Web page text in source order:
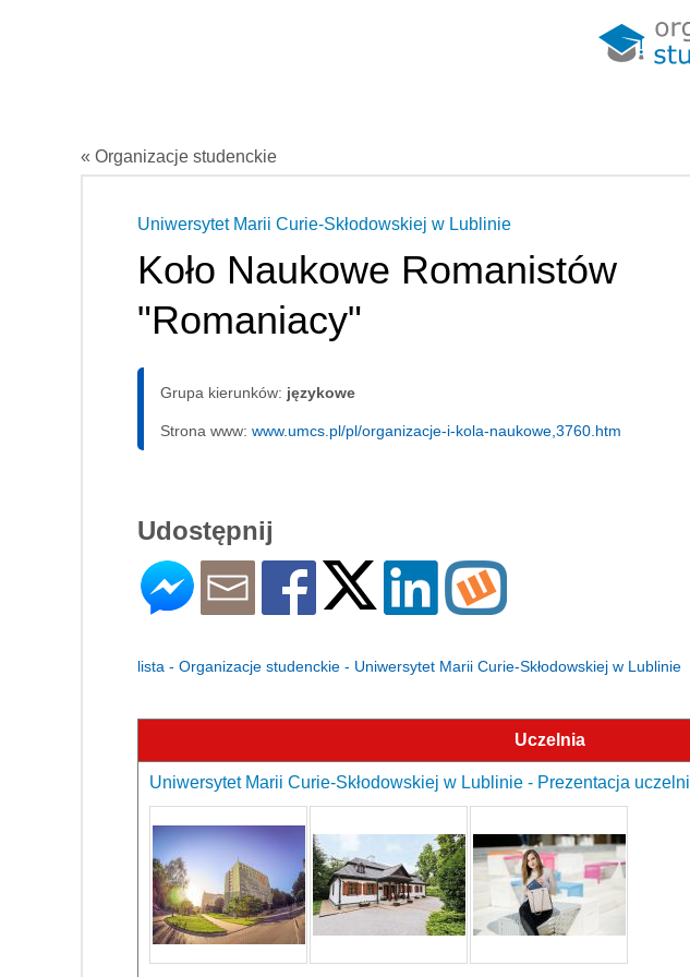
« Organizacje studenckie
Uniwersytet Marii Curie-Skłodowskiej w Lublinie
Koło Naukowe Romanistów
"Romaniacy"
Grupa kierunków: językowe
Strona www: www.umcs.pl/pl/organizacje-i-kola-naukowe,3760.htm
Udostępnij
lista - Organizacje studenckie - Uniwersytet Marii Curie-Skłodowskiej w Lublinie
Uczelnia
Uniwersytet Marii Curie-Skłodowskiej w Lublinie - Prezentacja uczelni